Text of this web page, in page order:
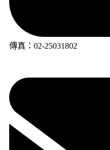
傳真：02-25031802